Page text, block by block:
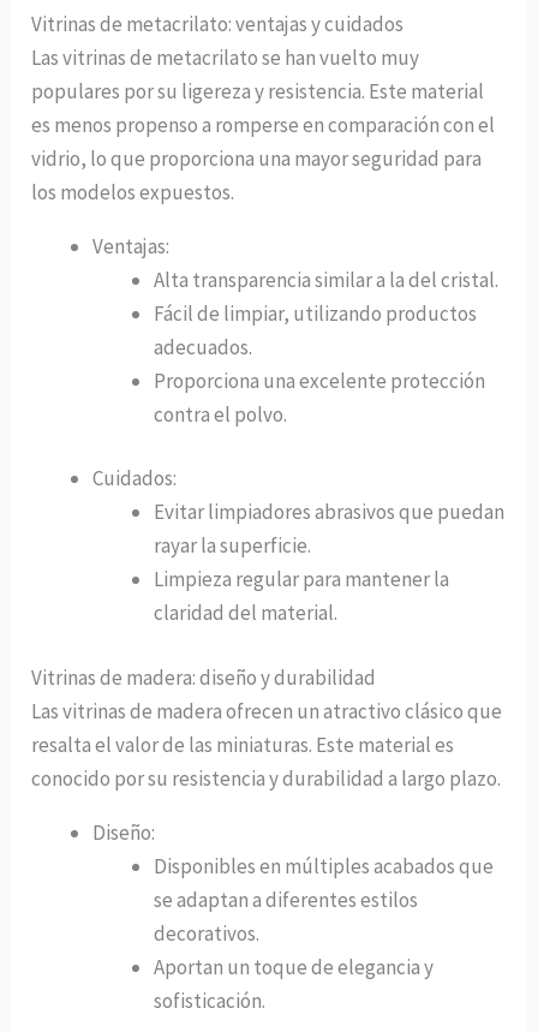
Vitrinas de metacrilato: ventajas y cuidados
Las vitrinas de metacrilato se han vuelto muy
populares por su ligereza y resistencia. Este material
es menos propenso a romperse en comparación con el
vidrio, lo que proporciona una mayor seguridad para
los modelos expuestos.
Ventajas:
Alta transparencia similar a la del cristal.
Fácil de limpiar, utilizando productos
adecuados.
Proporciona una excelente protección
contra el polvo.
Cuidados:
Evitar limpiadores abrasivos que puedan
rayar la superficie.
Limpieza regular para mantener la
claridad del material.
Vitrinas de madera: diseño y durabilidad
Las vitrinas de madera ofrecen un atractivo clásico que
resalta el valor de las miniaturas. Este material es
conocido por su resistencia y durabilidad a largo plazo.
Diseño:
Disponibles en múltiples acabados que
se adaptan a diferentes estilos
decorativos.
Aportan un toque de elegancia y
sofisticación.